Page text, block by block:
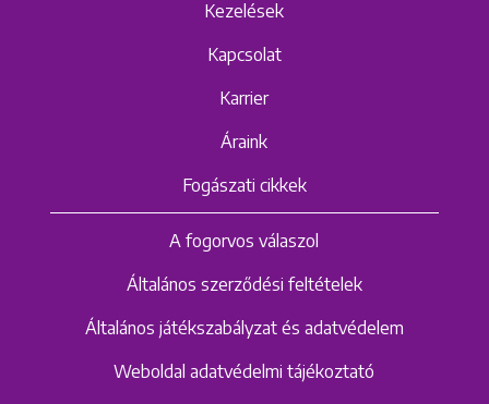
Kezelések
Kapcsolat
Karrier
Áraink
Fogászati cikkek
A fogorvos válaszol
Általános szerződési feltételek
Általános játékszabályzat és adatvédelem
Weboldal adatvédelmi tájékoztató